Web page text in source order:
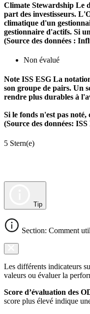
Climate Stewardship Le
part des investisseurs.
climatique d'un
gestionnaire d'actifs. Si
(Source des données :
Non évalué
Note ISS ESG La
son groupe de pairs. Un
rendre plus durables à
Si le fonds n'est pas
(Source des données: ISS
5 Stern(e)
Tip
Section: Comment
Les différents indicateurs
valeurs ou évaluer la
Score d’évaluation des
score plus élevé indique